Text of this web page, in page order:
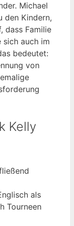
Michael
den Kindern,
dass Familie
sich auch im
bedeutet:
von
Kelly
als
Tourneen